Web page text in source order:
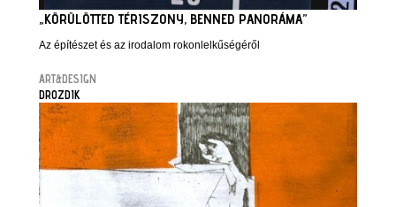
„KÖRÜLÖTTED TÉRISZONY, BENNED PANORÁMA”
Az építészet és az irodalom rokonlelkűségéről
ART&DESIGN
DROZDIK